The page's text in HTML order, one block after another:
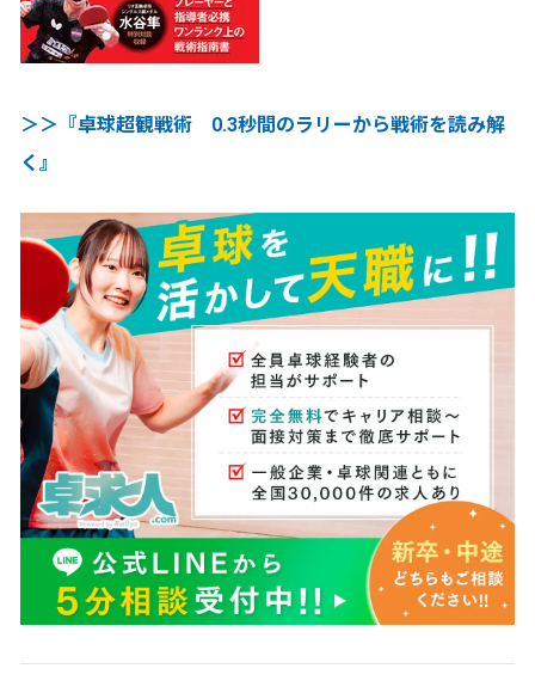
＞＞『卓球超観戦術 0.3秒間のラリーから戦術を読み解
く』